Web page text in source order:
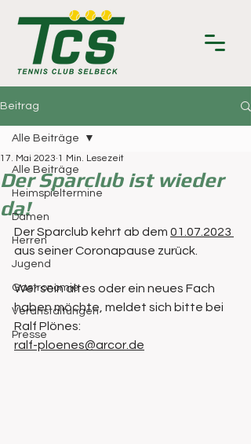
Beitrag
Alle Beiträge
Heimspieltermine
Damen
Herren
Jugend
Gastronomie
Veranstaltungen
Presse
Alle Beiträge
Der Sparclub ist wieder
da!
17. Mai 2023 1 Min. Lesezeit
Der Sparclub kehrt ab dem 01.07.2023
aus seiner Coronapause zurück.
Wer sein altes oder ein neues Fach
haben möchte, meldet sich bitte bei
Ralf Plönes:
ralf-ploenes@arcor.de